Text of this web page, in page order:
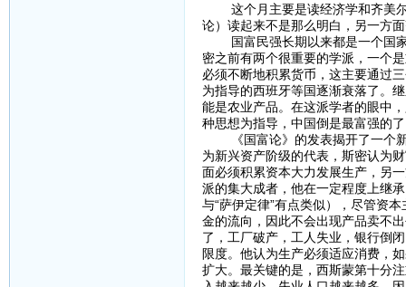
这个月主要是读经济学和齐美尔
论）读起来不是那么明白，另一方
国富民强长期以来都是一个国家
密之前有两个很重要的学派，一个
必须不断地积累货币，这主要通过
为指导的西班牙等国逐渐衰落了。
能是农业产品。在这派学者的眼中
种思想为指导，中国倒是最富强的
《国富论》的发表揭开了一个新
为新兴资产阶级的代表，斯密认为
面必须积累资本大力发展生产，另
派的集大成者，他在一定程度上继
与“萨伊定律”有点类似），尽管资
金的流向，因此不会出现产品卖不
了，工厂破产，工人失业，银行倒
限度。他认为生产必须适应消费，
扩大。最关键的是，西斯蒙第十分